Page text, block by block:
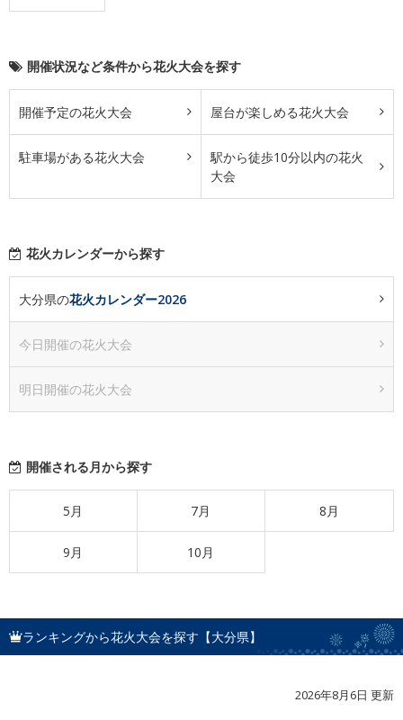
開催状況など条件から花火大会を探す
開催予定の花火大会 屋台が楽しめる花火大会
駐車場がある花火大会
駅から徒歩10分以内の花火
大会
花火カレンダーから探す
大分県の花火カレンダー2026
今日開催の花火大会
明日開催の花火大会
開催される月から探す
5月 7月 8月
9月 10月
ランキングから花火大会を探す【大分県】
2026年8月6日 更新